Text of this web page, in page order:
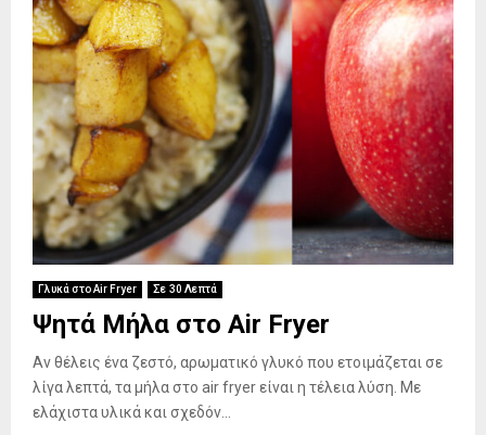
Γλυκά στο Air Fryer Σε 30 Λεπτά
Ψητά Μήλα στο Air Fryer
Αν θέλεις ένα ζεστό, αρωματικό γλυκό που ετοιμάζεται σε
λίγα λεπτά, τα μήλα στο air fryer είναι η τέλεια λύση. Με
ελάχιστα υλικά και σχεδόν...